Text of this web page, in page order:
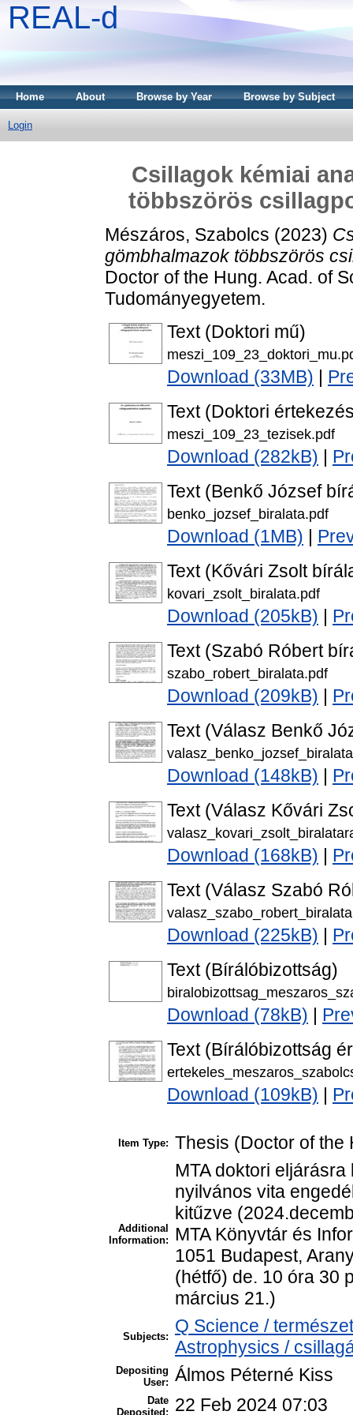
REAL-d
Home About Browse by Year Browse by Subject
Login
Csillagok kémiai
többszörös
Mészáros, Szabolcs (2023)
gömbhalmazok többszörös
Doctor of the Hung. Acad. of
Tudományegyetem.
Text (Doktori mű)
Download (33MB)
Text (Doktori
meszi_109_23_tezisek.pdf
Download (282kB)
Text (Benkő József
benko_jozsef_biralata.pdf
Download (1MB)
Text (Kővári Zsolt
kovari_zsolt_biralata.pdf
Download (205kB)
Text (Szabó Róbert
szabo_robert_biralata.pdf
Download (209kB)
Text (Válasz Benkő
Download (148kB)
Text (Válasz Kővári
Download (168kB)
Text (Válasz Szabó
Download (225kB)
Text (Bírálóbizottság)
Download (78kB)
Text (Bírálóbizottság
Download (109kB)
Item Type: Thesis (Doctor of the
Additional
Information:
MTA doktori
nyilvános vita
kitűzve
MTA Könyvtár és
1051 Budapest,
(hétfő) de. 10 óra 30
március 21.)
Subjects:
Q Science /
Astrophysics /
Depositing
User: Álmos Péterné Kiss
Date
Deposited:
22 Feb 2024 07:03